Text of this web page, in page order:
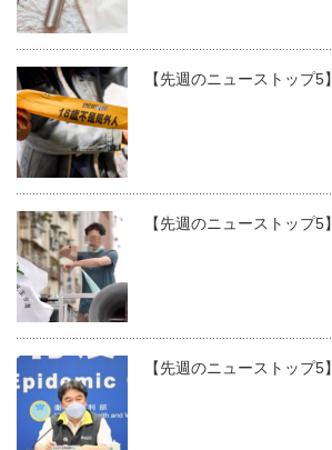
【先週のニューストップ5】
【先週のニューストップ5】
【先週のニューストップ5】